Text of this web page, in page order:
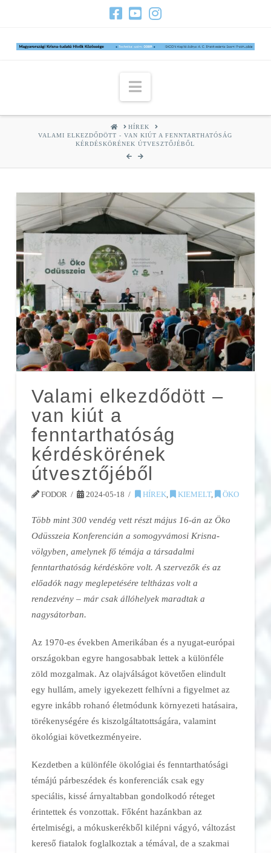
Navigation
HOMEHÍREK
VALAMI ELKEZDŐDÖTT - VAN KIÚT A FENNTARTHATÓSÁG
KÉRDÉSKÖRÉNEK ÚTVESZTŐJÉBŐL
Valami elkezdődött –
van kiút a
fenntarthatóság
kérdéskörének
útvesztőjéből
FODOR 2024-05-18 HÍREK, KIEMELT, ÖKO
Több mint 300 vendég vett részt május 16-án az Öko
Odüsszeia Konferencián a somogyvámosi Krisna-
völgyben, amelynek fő témája a társadalmi
fenntarthatóság kérdésköre volt. A szervezők és az
előadók nagy meglepetésére teltházas volt a
rendezvény – már csak állóhelyek maradtak a
nagysátorban.
Az 1970-es években Amerikában és a nyugat-európai
országokban egyre hangosabbak lettek a különféle
zöld mozgalmak. Az olajválságot követően elindult
egy hullám, amely igyekezett felhívni a figyelmet az
egyre inkább rohanó életmódunk környezeti hatásaira,
törékenységére és kiszolgáltatottságára, valamint
ökológiai következményeire.
Kezdetben a különféle ökológiai és fenntarthatósági
témájú párbeszédek és konferenciák csak egy
speciális, kissé árnyaltabban gondolkodó réteget
érintettek és vonzottak. Főként hazánkban az
értelmiségi, a mókuskerékből kilépni vágyó, változást
kereső fiatalok foglalkoztak a témával, de a szakmai